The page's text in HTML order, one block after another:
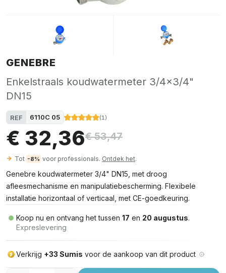
GENEBRE
Enkelstraals koudwatermeter 3/4x3/4"
DN15
REF 6110C 05 (1 )
€ 32,36€ 53,47
Tot -8% voor professionals. Ontdek het.
Genebre koudwatermeter 3/4" DN15, met droog
afleesmechanisme en manipulatiebescherming. Flexibele
installatie horizontaal of verticaal, met CE-goedkeuring.
Koop nu en ontvang het tussen 17 en 20 augustus.
Expreslevering
Verkrijg +33 Sumis voor de aankoop van dit product